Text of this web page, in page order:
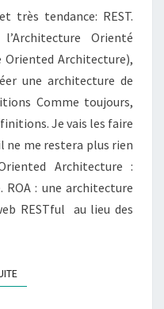
très tendance: REST.
Orienté
Oriented Architecture),
une architecture de
Comme toujours,
Je vais les faire
ne me restera plus rien
Architecture :
: une architecture
RESTful au lieu des
LIRE LA SUITE